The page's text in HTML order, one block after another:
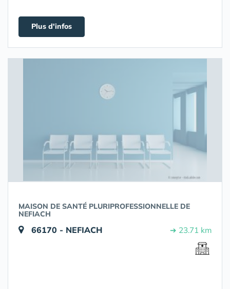
Plus d'infos
MAISON DE SANTÉ PLURIPROFESSIONNELLE DE
NEFIACH
66170 - NEFIACH ➔ 23.71 km